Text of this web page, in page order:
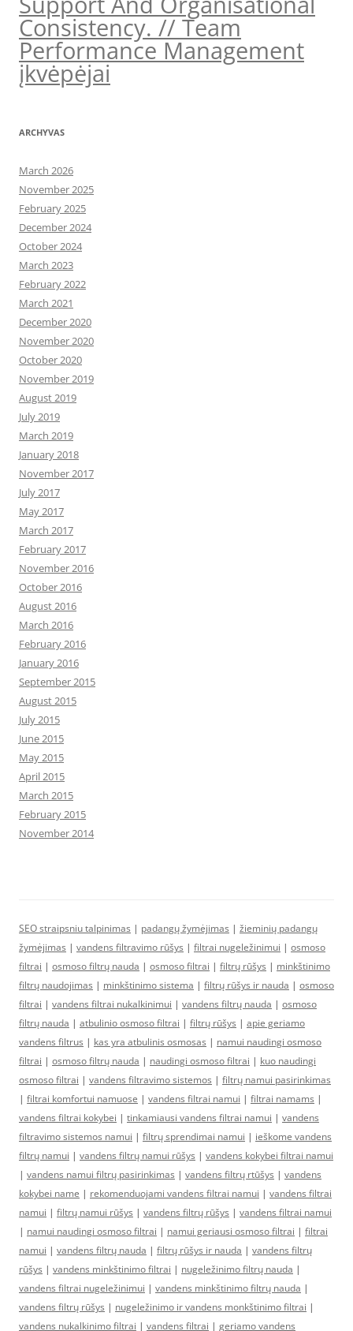
Consistency. // Team
Performance Management
įkvėpėjai
ARCHYVAS
March 2026
November 2025
February 2025
December 2024
October 2024
March 2023
February 2022
March 2021
December 2020
November 2020
October 2020
November 2019
August 2019
July 2019
March 2019
January 2018
November 2017
July 2017
May 2017
March 2017
February 2017
November 2016
October 2016
August 2016
March 2016
February 2016
January 2016
September 2015
August 2015
July 2015
June 2015
May 2015
April 2015
March 2015
February 2015
November 2014
SEO straipsniu talpinimas | padangų žymėjimas | žieminių padangų
žymėjimas | vandens filtravimo rūšys | filtrai nugeležinimui | osmoso
filtrai | osmoso filtrų nauda | osmoso filtrai | filtrų rūšys | minkštinimo
filtrų naudojimas | minkštinimo sistema | filtrų rūšys ir nauda | osmoso
filtrai | vandens filtrai nukalkinimui | vandens filtrų nauda | osmoso
filtrų nauda | atbulinio osmoso filtrai | filtrų rūšys | apie geriamo
vandens filtrus | kas yra atbulinis osmosas | namui naudingi osmoso
filtrai | osmoso filtrų nauda | naudingi osmoso filtrai | kuo naudingi
osmoso filtrai | vandens filtravimo sistemos | filtrų namui pasirinkimas
| filtrai komfortui namuose | vandens filtrai namui | filtrai namams |
vandens filtrai kokybei | tinkamiausi vandens filtrai namui | vandens
filtravimo sistemos namui | filtrų sprendimai namui | ieškome vandens
filtrų namui | vandens filtrų namui rūšys | vandens kokybei filtrai namui
| vandens namui filtrų pasirinkimas | vandens filtrų rtūšys | vandens
kokybei name | rekomenduojami vandens filtrai namui | vandens filtrai
namui | filtrų namui rūšys | vandens filtrų rūšys | vandens filtrai namui
| namui naudingi osmoso filtrai | namui geriausi osmoso filtrai | filtrai
namui | vandens filtrų nauda | filtrų rūšys ir nauda | vandens filtrų
rūšys | vandens minkštinimo filtrai | nugeležinimo filtrų nauda |
vandens filtrai nugeležinimui | vandens minkštinimo filtrų nauda |
vandens filtrų rūšys | nugeležinimo ir vandens monkštinimo filtrai |
vandens nukalkinimo filtrai | vandens filtrai | geriamo vandens